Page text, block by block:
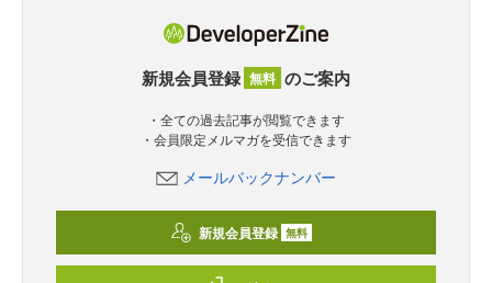
新規会員登録 無料 のご案内
・全ての過去記事が閲覧できます
・会員限定メルマガを受信できます
メールバックナンバー
新規会員登録 無料